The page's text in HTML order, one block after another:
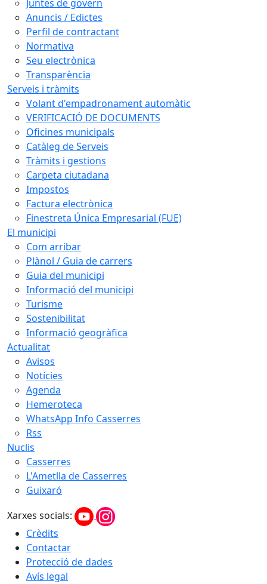
Juntes de govern
Anuncis / Edictes
Perfil de contractant
Normativa
Seu electrònica
Transparència
Serveis i tràmits
Volant d'empadronament automàtic
VERIFICACIÓ DE DOCUMENTS
Oficines municipals
Catàleg de Serveis
Tràmits i gestions
Carpeta ciutadana
Impostos
Factura electrònica
Finestreta Única Empresarial (FUE)
El municipi
Com arribar
Plànol / Guia de carrers
Guia del municipi
Informació del municipi
Turisme
Sostenibilitat
Informació geogràfica
Actualitat
Avisos
Notícies
Agenda
Hemeroteca
WhatsApp Info Casserres
Rss
Nuclis
Casserres
L'Ametlla de Casserres
Guixaró
Xarxes socials:
Crèdits
Contactar
Protecció de dades
Avís legal